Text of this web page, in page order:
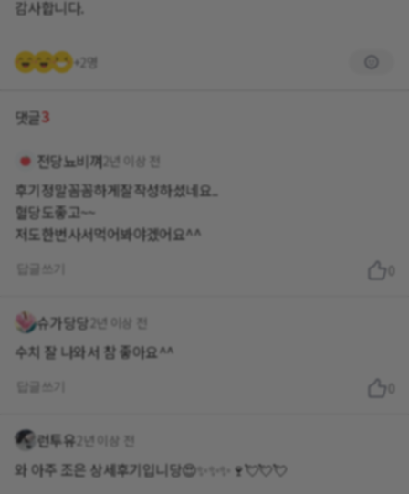
감사합니다.
+2명
댓글3
전당뇨비껴2년 이상 전
후기정말꼼꼼하게잘작성하셨네요..
혈당도좋고~~
저도한번사서먹어봐야겠어요^^
슈가당당2년 이상 전
수치 잘 나와서 참 좋아요^^
런투유2년 이상 전
와 아주 조은 상세후기입니당😍✨️✨️✨️🍷💘💘💘